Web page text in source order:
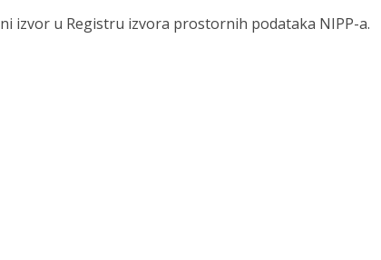
izvor u Registru izvora prostornih podataka NIPP-a.